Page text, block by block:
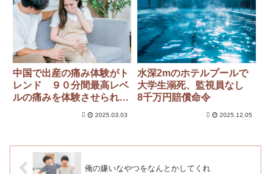
中国で出産の痛み体験がト
レンド ９０分間最高レベ
ルの痛みを体験させられた
2025.03.03
水深2mのホテルプールで
大学生溺死、監視員なし
8千万円賠償命令
2025.12.05
俺の嫌いなやつをなんとかしてくれ